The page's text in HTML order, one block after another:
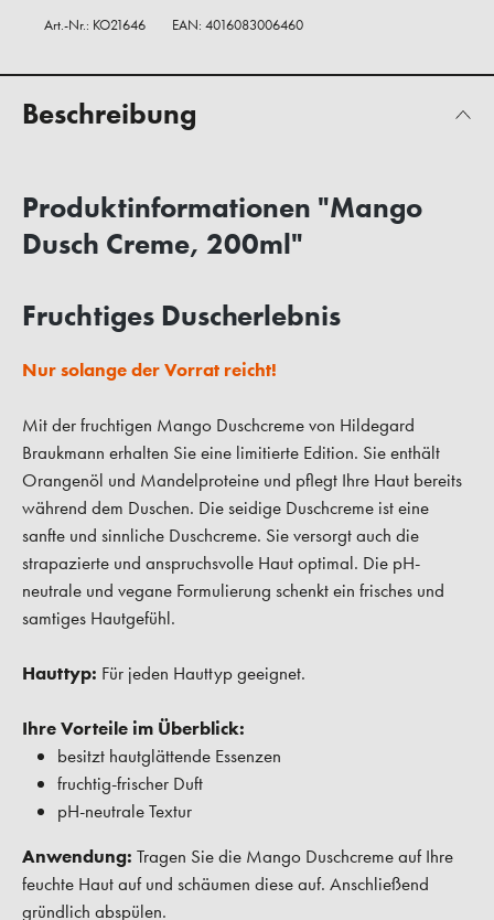
Art.-Nr.: KO21646 EAN: 4016083006460
Beschreibung
Produktinformationen "Mango
Dusch Creme, 200ml"
Fruchtiges Duscherlebnis
Nur solange der Vorrat reicht!
Mit der fruchtigen Mango Duschcreme von Hildegard
Braukmann erhalten Sie eine limitierte Edition. Sie enthält
Orangenöl und Mandelproteine und pflegt Ihre Haut bereits
während dem Duschen. Die seidige Duschcreme ist eine
sanfte und sinnliche Duschcreme. Sie versorgt auch die
strapazierte und anspruchsvolle Haut optimal. Die pH-
neutrale und vegane Formulierung schenkt ein frisches und
samtiges Hautgefühl.
Hauttyp: Für jeden Hauttyp geeignet.
Ihre Vorteile im Überblick:
besitzt hautglättende Essenzen
fruchtig-frischer Duft
pH-neutrale Textur
Anwendung: Tragen Sie die Mango Duschcreme auf Ihre
feuchte Haut auf und schäumen diese auf. Anschließend
gründlich abspülen.